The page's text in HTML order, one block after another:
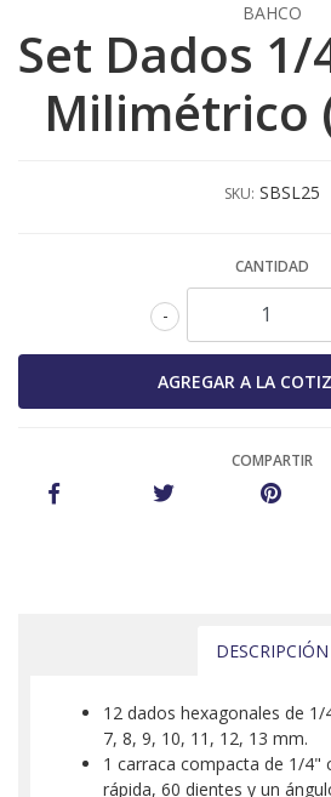
BAHCO
Set Dados
Milimétrico
SKU: SBSL25
CANTIDAD
-
COMPARTIR
DESCRIPCIÓN
12 dados hexagonales de 1/
7, 8, 9, 10, 11, 12, 13 mm.
1 carraca compacta de 1/4"
rápida, 60 dientes y un